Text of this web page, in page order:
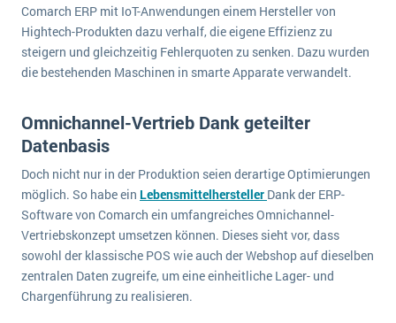
Services
Textil und Mode
Vermietung
ERP-Software für Abfallentsorger
Digitale Arbeitsaufträge in Ihrem ERP- oder FSM-System: clever und effizient
ERP News
SAP übernimmt Reltio für eine bessere
Datenintegration
Comarch ERP mit IoT-Anwendungen einem Hersteller von
Hightech-Produkten dazu verhalf, die eigene Effizienz zu
steigern und gleichzeitig Fehlerquoten zu senken. Dazu wurden
die bestehenden Maschinen in smarte Apparate verwandelt.
Omnichannel-Vertrieb Dank geteilter
Datenbasis
Doch nicht nur in der Produktion seien derartige Optimierungen
möglich. So habe ein Lebensmittelhersteller Dank der ERP-
Software von Comarch ein umfangreiches Omnichannel-
Vertriebskonzept umsetzen können. Dieses sieht vor, dass
sowohl der klassische POS wie auch der Webshop auf dieselben
zentralen Daten zugreife, um eine einheitliche Lager- und
Chargenführung zu realisieren.